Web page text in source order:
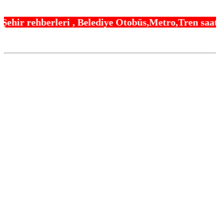
, Belediye Otobüs,Metro,Tren saatleri